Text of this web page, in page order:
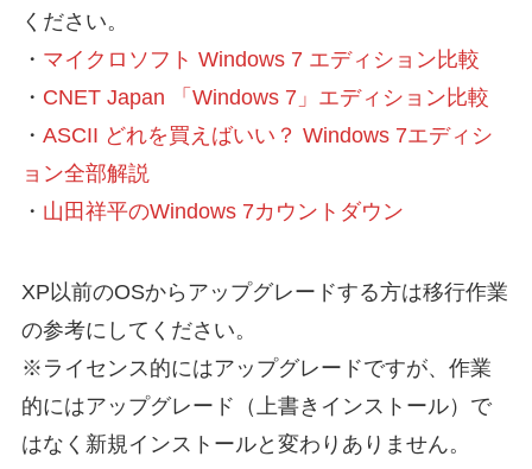
ください。
・ マイクロソフト Windows 7 エディション比較
・ CNET Japan 「Windows 7」エディション比較
・ ASCII どれを買えばいい？ Windows 7エディシ
ョン全部解説
・ 山田祥平のWindows 7カウントダウン
XP以前のOSからアップグレードする方は移行作業
の参考にしてください。
※ライセンス的にはアップグレードですが、作業
的にはアップグレード（上書きインストール）で
はなく新規インストールと変わりありません。